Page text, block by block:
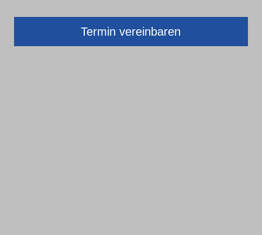
Termin ver­ein­baren